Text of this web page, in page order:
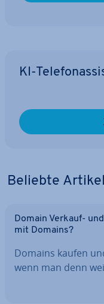
KI-
Beliebte Artikel
Domain Verkauf-
mit Domains?
Domains kaufen
wenn man denn